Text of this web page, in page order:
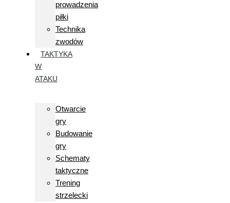
prowadzenia
piłki
Technika
zwodów
TAKTYKA
W
ATAKU
Otwarcie
gry
Budowanie
gry
Schematy
taktyczne
Trening
strzelecki